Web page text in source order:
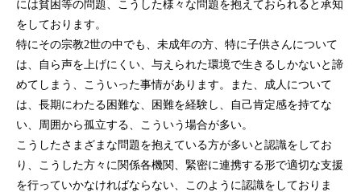
には貧困等の問題、こうした様々な問題を抱えておられると承知
をしております。
特にその宗教2世の中でも、未成年の方、特に子供さんについて
は、自ら声を上げにくい、与えられた環境で生きるしかないと諦
めてしまう、こういった事情があります。また、成人について
は、長期にわたる困難な、困難を経験し、自己肯定感を持てな
い、周囲から孤立する、こういう場合が多い。
こうしたさまざまな問題を抱えている方が多いと認識をしてお
り、こうした方々に関係各機関、緊密に連携する形で適切な支援
を行っていかなければならない、このように認識をしておりま